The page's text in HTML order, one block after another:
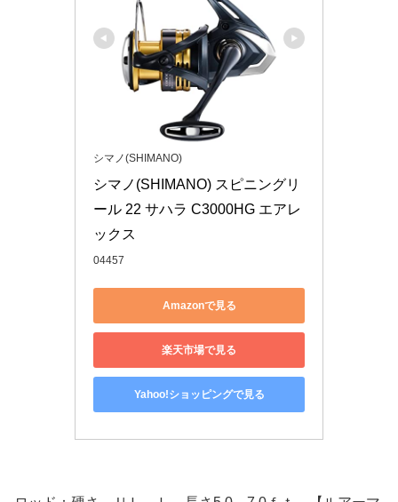
シマノ(SHIMANO)
シマノ(SHIMANO) スピニングリ
ール 22 サハラ C3000HG エアレ
ックス
04457
Amazonで見る
楽天市場で見る
Yahoo!ショッピングで見る